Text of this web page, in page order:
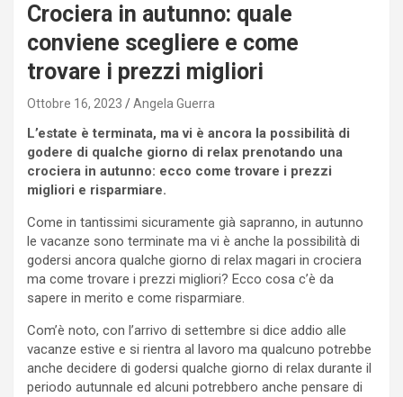
Crociera in autunno: quale
conviene scegliere e come
trovare i prezzi migliori
Ottobre 16, 2023 Angela Guerra
L’estate è terminata, ma vi è ancora la possibilità di
godere di qualche giorno di relax prenotando una
crociera in autunno: ecco come trovare i prezzi
migliori e risparmiare.
Come in tantissimi sicuramente già sapranno, in autunno
le vacanze sono terminate ma vi è anche la possibilità di
godersi ancora qualche giorno di relax magari in crociera
ma come trovare i prezzi migliori? Ecco cosa c’è da
sapere in merito e come risparmiare.
Com’è noto, con l’arrivo di settembre si dice addio alle
vacanze estive e si rientra al lavoro ma qualcuno potrebbe
anche decidere di godersi qualche giorno di relax durante il
periodo autunnale ed alcuni potrebbero anche pensare di